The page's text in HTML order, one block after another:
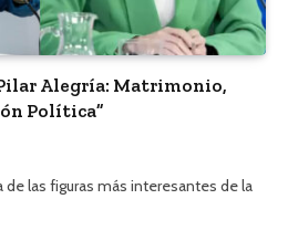
Alegría: Matrimonio,
Política”
de las figuras más interesantes de la